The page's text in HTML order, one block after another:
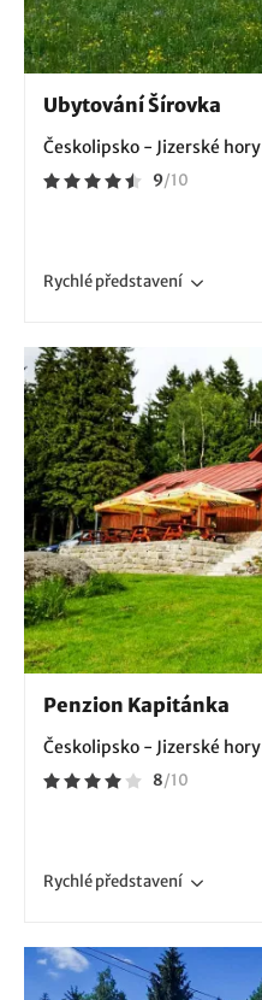
Ubytování Šírovka
Českolipsko - Jizerské hory
9/10
Rychlépředstavení
Penzion Kapitánka
Českolipsko - Jizerské hory
8/10
Rychlépředstavení